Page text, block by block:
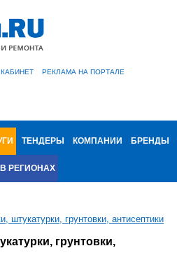
РЕКЛАМА НА ПОРТАЛЕ
ТЕНДЕРЫ КОМПАНИИ БРЕНДЫ
РЕГИОНАХ
штукатурки, грунтовки, антисептики
грунтовки,